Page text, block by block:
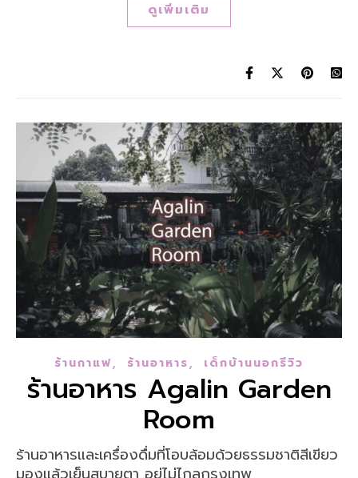
ดูเพิ่มเติม
ร้านกาแฟ, ร้านอาหาร, เด็กบ้านนอกรีวิว
ร้านอาหาร Agalin Garden
Room
ร้านอาหารและเครื่องดื่มที่โอบล้อมด้วยธรรมชาติสีเขียว